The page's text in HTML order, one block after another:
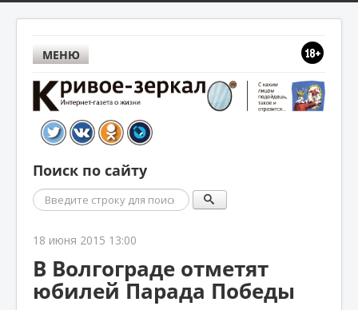
МЕНЮ
Поиск по сайту
Поиск
18 июня 2015 13:00
В Волгограде отметят
юбилей Парада Победы